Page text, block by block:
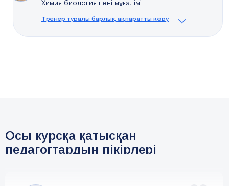
Химия биология пәні мұғалімі
Тренер туралы барлық ақпаратты көру
Осы курсқа қатысқан
педагогтардың пікірлері